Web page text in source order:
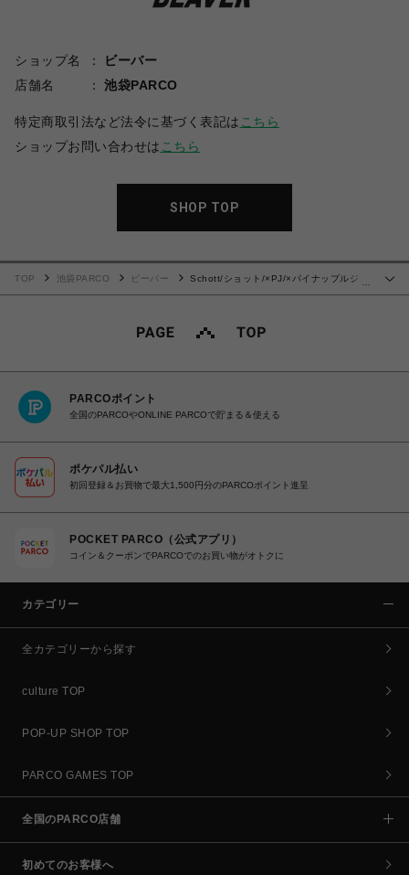
ショップ名
ビーバー
店舗名
池袋PARCO
特定商取引法など法令に基づく表記は こちら
ショップお問い合わせは こちら
SHOP TOP
TOP 池袋PARCO ビーバー
Schott/ショット/×PJ/×パイナップルジュ
PARCOポイント
全国のPARCOやONLINE PARCOで貯まる＆使える
ポケパル払い
初回登録＆お買物で最大1,500円分のPARCOポイント進呈
POCKET PARCO（公式アプリ）
コイン＆クーポンでPARCOでのお買い物がオトクに
カテゴリー
全カテゴリーから探す
culture TOP
POP-UP SHOP TOP
PARCO GAMES TOP
全国のPARCO店舗
初めてのお客様へ